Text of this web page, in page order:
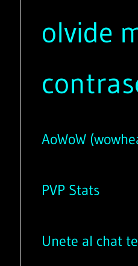
olvide
AoWoW
PVP Stats
Unete al chat